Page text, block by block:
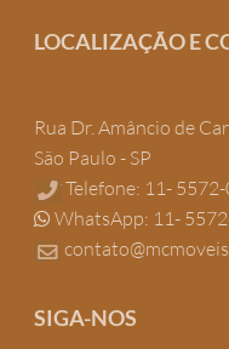
LOCALIZAÇÃO E
Rua Dr. Amâncio de
São Paulo - SP
Telefone: 11-
WhatsApp: 11-
SIGA-NOS